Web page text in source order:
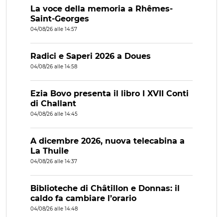
La voce della memoria a Rhêmes-
Saint-Georges
04/08/26 alle 14:57
Radici e Saperi 2026 a Doues
04/08/26 alle 14:58
Ezia Bovo presenta il libro I XVII Conti
di Challant
04/08/26 alle 14:45
A dicembre 2026, nuova telecabina a
La Thuile
04/08/26 alle 14:37
Biblioteche di Châtillon e Donnas: il
caldo fa cambiare l’orario
04/08/26 alle 14:48